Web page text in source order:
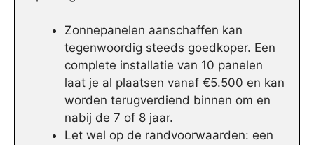
Zonnepanelen aanschaffen kan
tegenwoordig steeds goedkoper. Een
complete installatie van 10 panelen
laat je al plaatsen vanaf €5.500 en kan
worden terugverdiend binnen om en
nabij de 7 of 8 jaar.
Let wel op de randvoorwaarden: een